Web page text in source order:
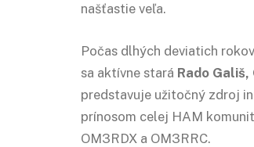
našťastie veľa.
Počas dlhých deviatich
sa aktívne stará Rado Gališ,
predstavuje užitočný zdroj
prínosom celej HAM
OM3RDX a OM3RRC.